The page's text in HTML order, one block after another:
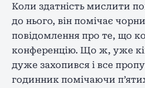
Коли здатність мислити
до нього, він помічає
повідомлення про те, що
конференцію. Що ж, уже
дуже захопився і все
годинник помічаючи